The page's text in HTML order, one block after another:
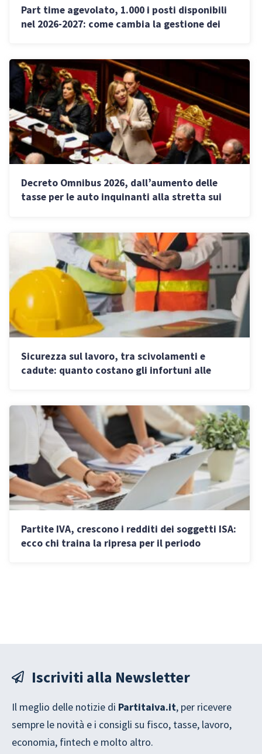
Part time agevolato, 1.000 i posti disponibili
nel 2026-2027: come cambia la gestione dei
Decreto Omnibus 2026, dall’aumento delle
tasse per le auto inquinanti alla stretta sui
Sicurezza sul lavoro, tra scivolamenti e
cadute: quanto costano gli infortuni alle
Partite IVA, crescono i redditi dei soggetti ISA:
ecco chi traina la ripresa per il periodo
Iscriviti alla Newsletter
Il meglio delle notizie di Partitaiva.it, per ricevere
sempre le novità e i consigli su fisco, tasse, lavoro,
economia, fintech e molto altro.